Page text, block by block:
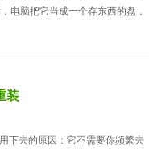
电脑把它当成一个存东西的盘，
装
下去的原因：它不需要你频繁去